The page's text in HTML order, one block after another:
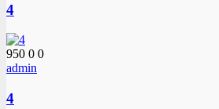
4
950 0 0
admin
4